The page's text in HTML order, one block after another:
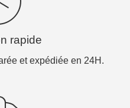
rapide
et expédiée en 24H.